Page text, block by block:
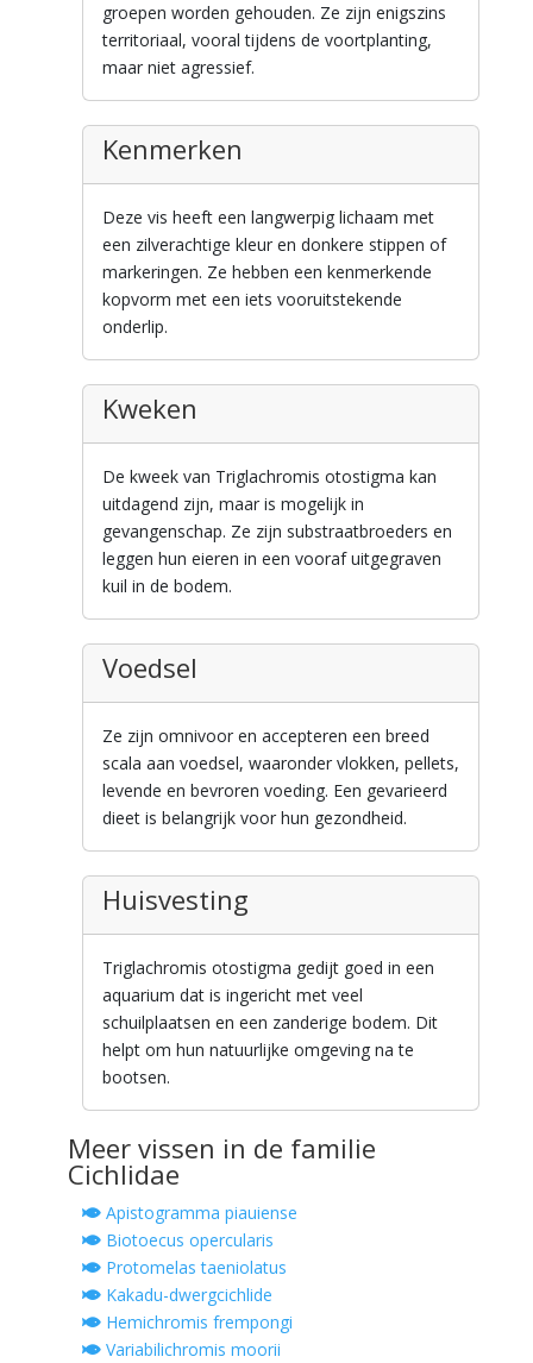
groepen worden gehouden. Ze zijn enigszins
territoriaal, vooral tijdens de voortplanting,
maar niet agressief.
Kenmerken
Deze vis heeft een langwerpig lichaam met
een zilverachtige kleur en donkere stippen of
markeringen. Ze hebben een kenmerkende
kopvorm met een iets vooruitstekende
onderlip.
Kweken
De kweek van Triglachromis otostigma kan
uitdagend zijn, maar is mogelijk in
gevangenschap. Ze zijn substraatbroeders en
leggen hun eieren in een vooraf uitgegraven
kuil in de bodem.
Voedsel
Ze zijn omnivoor en accepteren een breed
scala aan voedsel, waaronder vlokken, pellets,
levende en bevroren voeding. Een gevarieerd
dieet is belangrijk voor hun gezondheid.
Huisvesting
Triglachromis otostigma gedijt goed in een
aquarium dat is ingericht met veel
schuilplaatsen en een zanderige bodem. Dit
helpt om hun natuurlijke omgeving na te
bootsen.
Meer vissen in de familie
Cichlidae
Apistogramma piauiense
Biotoecus opercularis
Protomelas taeniolatus
Kakadu-dwergcichlide
Hemichromis frempongi
Variabilichromis moorii